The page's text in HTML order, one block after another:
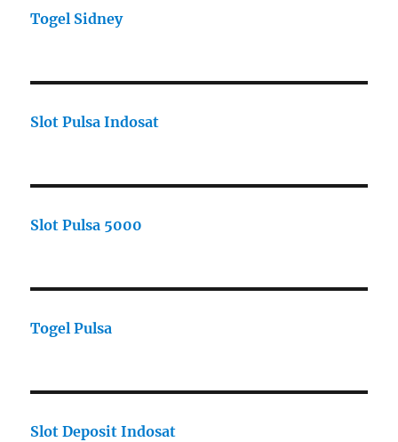
Togel Sidney
Slot Pulsa Indosat
Slot Pulsa 5000
Togel Pulsa
Slot Deposit Indosat